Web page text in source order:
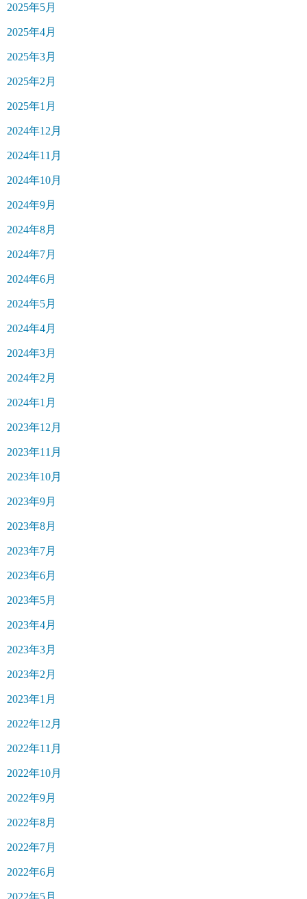
2025年5月
2025年4月
2025年3月
2025年2月
2025年1月
2024年12月
2024年11月
2024年10月
2024年9月
2024年8月
2024年7月
2024年6月
2024年5月
2024年4月
2024年3月
2024年2月
2024年1月
2023年12月
2023年11月
2023年10月
2023年9月
2023年8月
2023年7月
2023年6月
2023年5月
2023年4月
2023年3月
2023年2月
2023年1月
2022年12月
2022年11月
2022年10月
2022年9月
2022年8月
2022年7月
2022年6月
2022年5月